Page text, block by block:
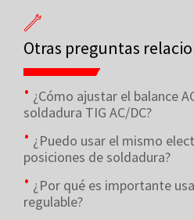
Otras preguntas
¿Cómo ajustar el balance
soldadura TIG AC/DC?
¿Puedo usar el mismo
posiciones de soldadura?
¿Por qué es importante
regulable?